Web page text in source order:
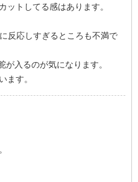
ットしてる感はあります。
反応しすぎるところも不満で
入るのが気になります。
ます。